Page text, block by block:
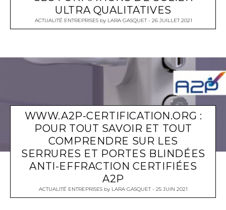
ULTRA QUALITATIVES
ACTUALITÉ ENTREPRISESby LARA GASQUET 26 JUILLET 2021
WWW.A2P-CERTIFICATION.ORG :
POUR TOUT SAVOIR ET TOUT
COMPRENDRE SUR LES
SERRURES ET PORTES BLINDÉES
ANTI-EFFRACTION CERTIFIÉES
A2P
ACTUALITÉ ENTREPRISES by LARA GASQUET 25 JUIN 2021